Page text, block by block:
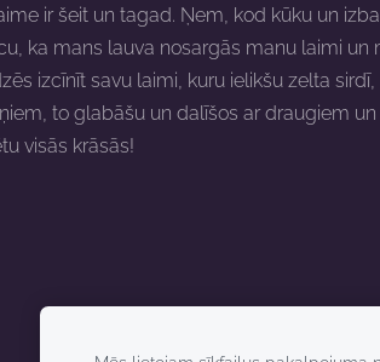
ir šeit un tagad. Ņem, kod kūku un
ka mans lauva nosargās manu laimi un
izcīnīt savu laimi, kuru ielikšu zelta
to glabāšu un dalīšos ar draugiem
visās krāsās!